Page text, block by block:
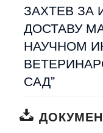
ЗАХТЕВ ЗА
ДОСТАВУ
НАУЧНОМ
САД"